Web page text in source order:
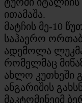
ითამაშა.
მატჩის მე-10
საჰაერო
ადემოლა
რომელმაც
ახლო კუთხეში
ანგარიშის
მაკტომინეიმ